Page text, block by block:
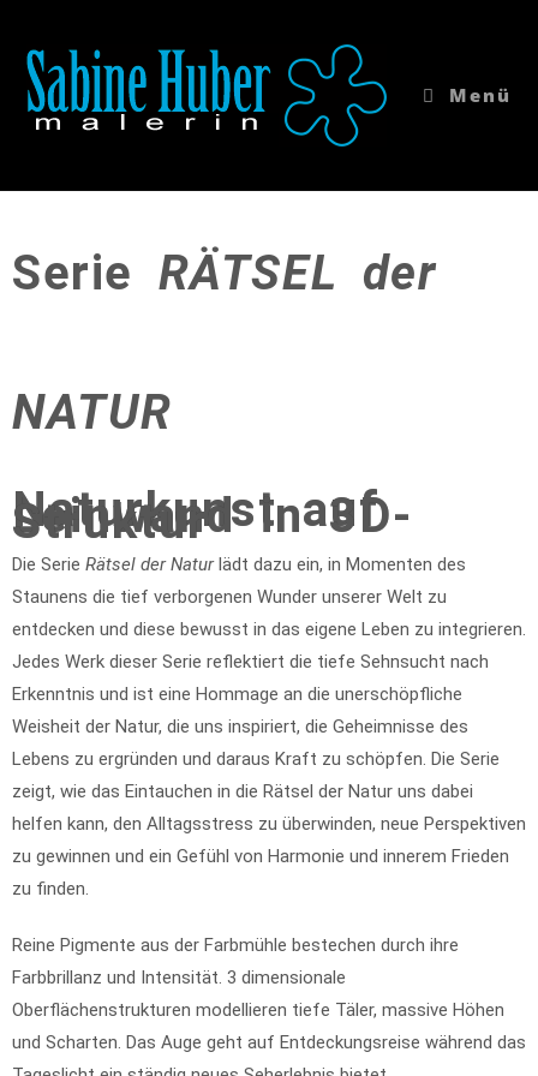
Menü
Serie RÄTSEL der
NATUR
Naturkunst auf
Leinwand in 3D-
Struktur
Die Serie Rätsel der Naturlädt dazu ein, in Momenten des
Staunens die tief verborgenen Wunder unserer Welt zu
entdecken und diese bewusst in das eigene Leben zu integrieren.
Jedes Werk dieser Serie reflektiert die tiefe Sehnsucht nach
Erkenntnis und ist eine Hommage an die unerschöpfliche
Weisheit der Natur, die uns inspiriert, die Geheimnisse des
Lebens zu ergründen und daraus Kraft zu schöpfen. Die Serie
zeigt, wie das Eintauchen in die Rätsel der Natur uns dabei
helfen kann, den Alltagsstress zu überwinden, neue Perspektiven
zu gewinnen und ein Gefühl von Harmonie und innerem Frieden
zu finden.
Reine Pigmente aus der Farbmühle bestechen durch ihre
Farbbrillanz und Intensität. 3 dimensionale
Oberflächenstrukturen modellieren tiefe Täler, massive Höhen
und Scharten. Das Auge geht auf Entdeckungsreise während das